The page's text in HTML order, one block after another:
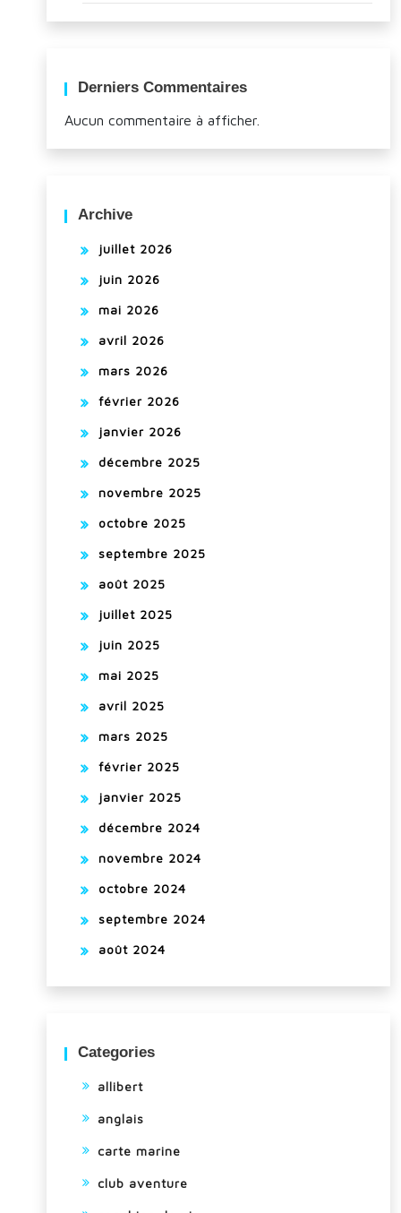
Derniers Commentaires
Aucun commentaire à afficher.
Archive
juillet 2026
juin 2026
mai 2026
avril 2026
mars 2026
février 2026
janvier 2026
décembre 2025
novembre 2025
octobre 2025
septembre 2025
août 2025
juillet 2025
juin 2025
mai 2025
avril 2025
mars 2025
février 2025
janvier 2025
décembre 2024
novembre 2024
octobre 2024
septembre 2024
août 2024
Categories
allibert
anglais
carte marine
club aventure